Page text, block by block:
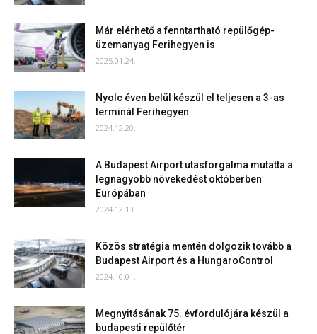
Már elérhető a fenntartható repülőgép-
üzemanyag Ferihegyen is
2025.01.24.
Nyolc éven belül készül el teljesen a 3-as
terminál Ferihegyen
2024.12.20.
A Budapest Airport utasforgalma mutatta a
legnagyobb növekedést októberben
Európában
2024.12.13.
Közös stratégia mentén dolgozik tovább a
Budapest Airport és a HungaroControl
2024.10.01.
Megnyitásának 75. évfordulójára készül a
budapesti repülőtér